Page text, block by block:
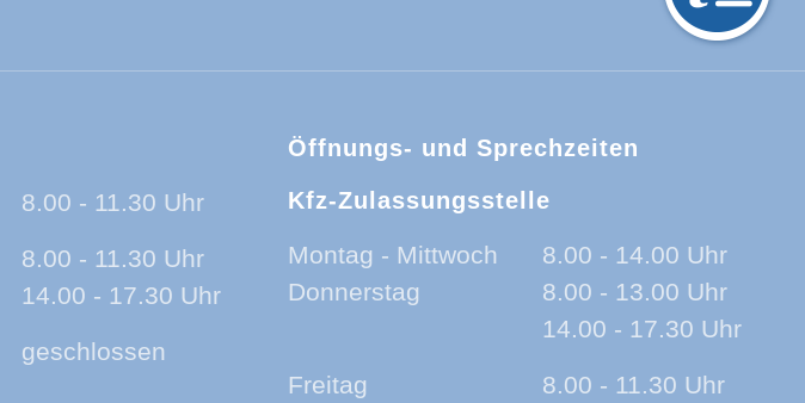
8.00 - 11.30 Uhr
8.00 - 11.30 Uhr
14.00 - 17.30 Uhr
geschlossen
Öffnungs- und Sprechzeiten
Kfz-Zulassungsstelle
Montag - Mittwoch
8.00 - 14.00 Uhr
Donnerstag
8.00 - 13.00 Uhr
14.00 - 17.30 Uhr
Freitag 8.00 - 11.30 Uhr